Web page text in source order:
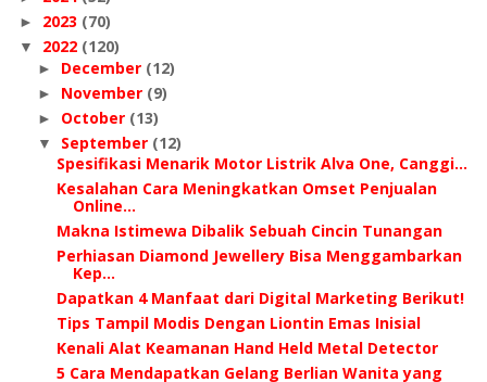
► 2023 (70)
▼ 2022 (120)
► December (12)
► November (9)
► October (13)
▼ September (12)
Spesifikasi Menarik Motor Listrik Alva One, Canggi...
Kesalahan Cara Meningkatkan Omset Penjualan
Online...
Makna Istimewa Dibalik Sebuah Cincin Tunangan
Perhiasan Diamond Jewellery Bisa Menggambarkan
Kep...
Dapatkan 4 Manfaat dari Digital Marketing Berikut!
Tips Tampil Modis Dengan Liontin Emas Inisial
Kenali Alat Keamanan Hand Held Metal Detector
5 Cara Mendapatkan Gelang Berlian Wanita yang